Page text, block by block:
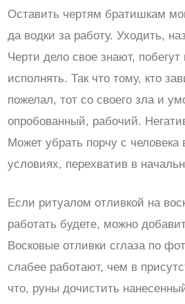
Оставить чертям братишкам
да водки за работу. Уходить,
Черти дело свое знают, побегут
исполнять. Так что тому, кто
пожелал, тот со своего зла и
опробованный, рабочий.
Может убрать порчу с
условиях, перехватив в
Если ритуалом отливкой на
работать будете, можно
Восковые отливки сглаза по
слабее работают, чем в
что, руны дочистить